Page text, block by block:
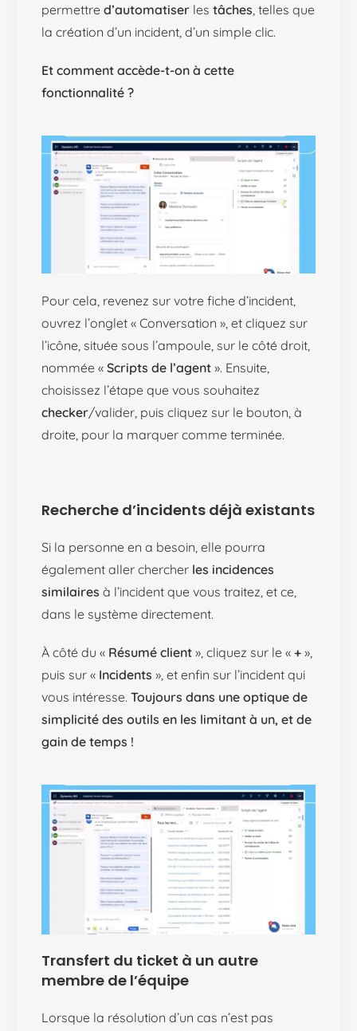
permettred’automatiser lestâches , telles que
la création d’un incident, d’un simple clic.
Et comment accède-t-on à cette
fonctionnalité ?
Pour cela, revenez sur votre fiche d’incident,
ouvrez l’onglet « Conversation », et cliquez sur
l’icône, située sous l’ampoule, sur le côté droit,
nommée « Scripts de l’agent ». Ensuite,
choisissez l’étape que vous souhaitez
checker/valider, puis cliquez sur le bouton, à
droite, pour la marquer comme terminée.
Recherche d’incidents déjà existants
Si la personne en a besoin, elle pourra
également aller chercher les incidences
similaires à l’incident que vous traitez, et ce,
dans le système directement.
À côté du « Résumé client », cliquez sur le « + »,
puis sur « Incidents », et enfin sur l’incident qui
vous intéresse.Toujours dans une optique de
simplicité des outils en les limitant à un, et de
gain de temps !
Transfert du ticket à un autre
membre de l’équipe
Lorsque la résolution d’un cas n’est pas